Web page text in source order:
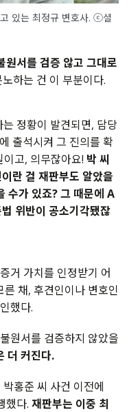
있는 최정규 변호사. ⓒ셜
원서를 검증 않고 그대로
하는 건 이 부분이다.
정황이 발견되면, 담당
출석시켜 그 진의를 확
고, 의무잖아요! 박 씨
란 걸 재판부도 알았을
수가 있죠? 그 때문에 A
위반이 공소기각됐잖
거 가치를 인정받기 어
채, 후견인이나 변호인
했다.
원서를 검증하지 않았을
더 커진다.
홍준 씨 사건 이전에
했다. 재판부는 이중 최